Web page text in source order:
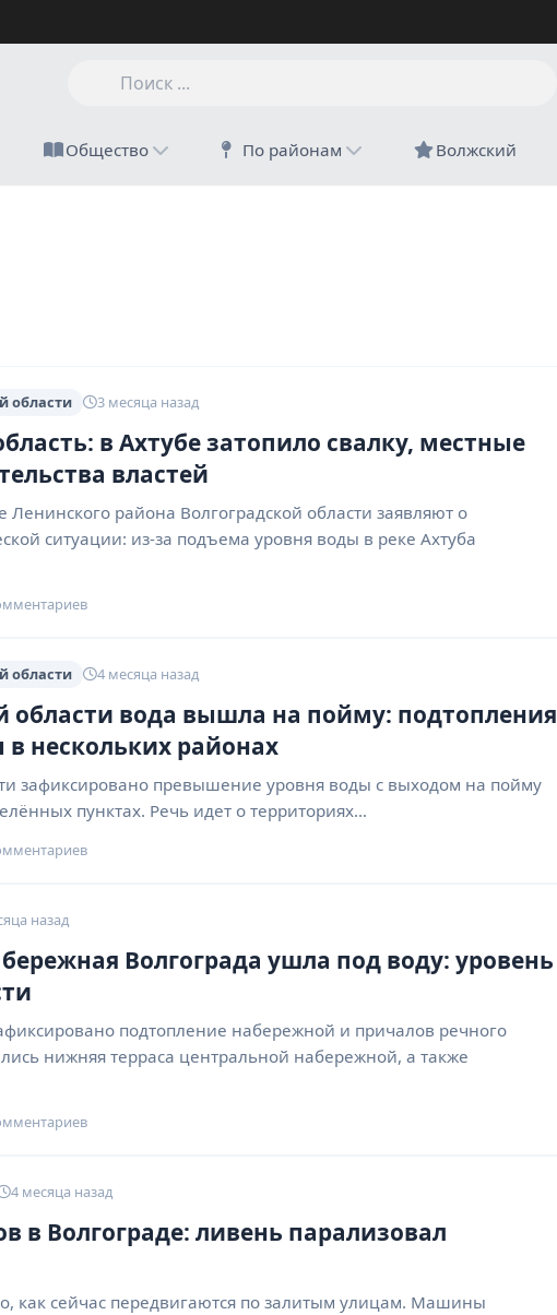
Общество По районам Волжский
области 3 месяца назад
в Ахтубе затопило свалку, местные
властей
района Волгоградской области заявляют о
ситуации: из-за подъема уровня воды в реке Ахтуба
области 4 месяца назад
области вода вышла на пойму: подтопления
нескольких районах
зафиксировано превышение уровня воды с выходом на пойму
пунктах. Речь идет о территориях…
назад
Волгограда ушла под воду: уровень
подтопление набережной и причалов речного
нижняя терраса центральной набережной, а также
4 месяца назад
в Волгограде: ливень парализовал
как сейчас передвигаются по залитым улицам. Машины